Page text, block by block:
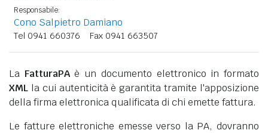
Responsabile:
Cono Salpietro Damiano
Tel 0941 660376 Fax 0941 663507
La FatturaPAè un documento elettronico in formato
XML la cui autenticità è garantita tramite l'apposizione
della firma elettronica qualificata di chi emette fattura.
Le fatture elettroniche emesse verso la PA, dovranno